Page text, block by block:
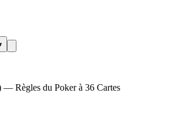
— Règles du Poker à 36 Cartes